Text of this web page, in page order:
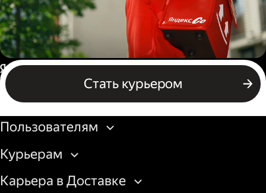
Пеший курьер
Стать курьером
Россия
Бизнесу
Пользователям
Курьерам
Карьера в Доставке